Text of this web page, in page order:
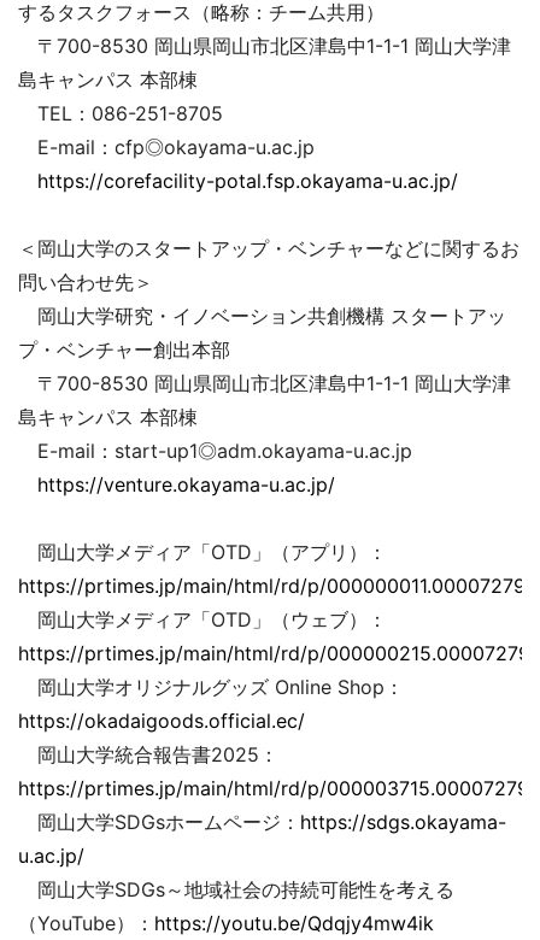
するタスクフォース（略称：チーム共用）
〒700-8530 岡山県岡山市北区津島中1-1-1 岡山大学津
島キャンパス 本部棟
TEL：086-251-8705
E-mail：cfp◎okayama-u.ac.jp
https://corefacility-potal.fsp.okayama-u.ac.jp/
＜岡山大学のスタートアップ・ベンチャーなどに関するお
問い合わせ先＞
岡山大学研究・イノベーション共創機構 スタートアッ
プ・ベンチャー創出本部
〒700-8530 岡山県岡山市北区津島中1-1-1 岡山大学津
島キャンパス 本部棟
E-mail：start-up1◎adm.okayama-u.ac.jp
https://venture.okayama-u.ac.jp/
岡山大学メディア「OTD」（アプリ）：
https://prtimes.jp/main/html/rd/p/
岡山大学メディア「OTD」（ウェブ）：
https://prtimes.jp/main/html/rd/p/
岡山大学オリジナルグッズ Online Shop：
https://okadaigoods.official.ec/
岡山大学統合報告書2025：
https://prtimes.jp/main/html/rd/p/
岡山大学SDGsホームページ： https://sdgs.okayama-
u.ac.jp/
岡山大学SDGs～地域社会の持続可能性を考える
（YouTube）： https://youtu.be/Qdqjy4mw4ik